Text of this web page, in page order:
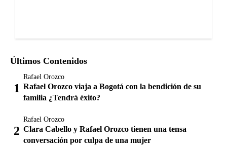
Últimos Contenidos
Rafael Orozco
Rafael Orozco viaja a Bogotá con la bendición de su
familia ¿Tendrá éxito?
Rafael Orozco
Clara Cabello y Rafael Orozco tienen una tensa
conversación por culpa de una mujer